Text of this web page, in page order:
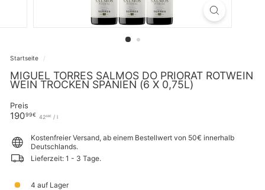
Startseite /
MIGUEL TORRES SALMOS DO PRIORAT ROTWEIN
WEIN TROCKEN SPANIEN (6 X 0,75L)
Preis
Normaler
19099€190,99€
4244€ 42,44€
/ l
Kostenfreier Versand, ab einem Bestellwert von 50€ innerhalb
Deutschlands.
Lieferzeit: 1 - 3 Tage.
4 auf Lager